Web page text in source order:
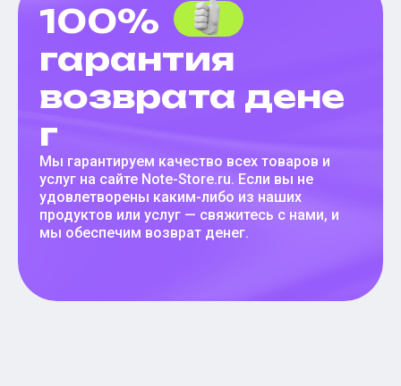
100%
гарантия
возврата дене
г
Мы гарантируем качество всех товаров и
услуг на сайте Note-Store.ru. Если вы не
удовлетворены каким-либо из наших
продуктов или услуг — свяжитесь с нами, и
мы обеспечим возврат денег.